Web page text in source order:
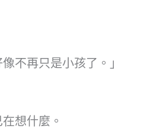
不再只是小孩了。」
想什麼。